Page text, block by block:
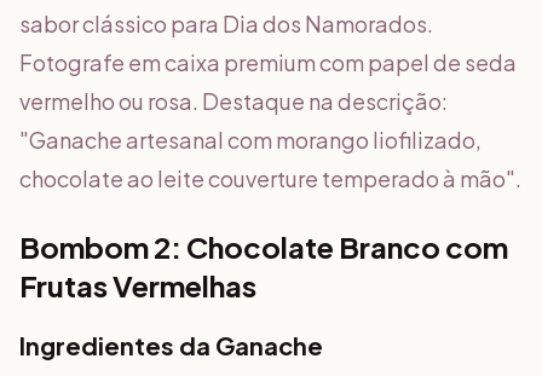
sabor clássico para Dia dos Namorados.
Fotografe em caixa premium com papel de seda
vermelho ou rosa. Destaque na descrição:
"Ganache artesanal com morango liofilizado,
chocolate ao leite couverture temperado à mão".
Bombom 2: Chocolate Branco com
Frutas Vermelhas
Ingredientes da Ganache